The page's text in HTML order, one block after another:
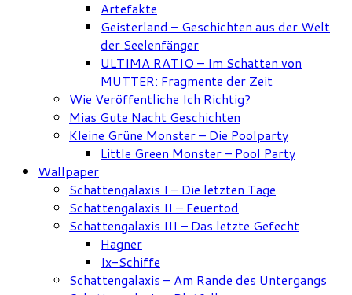
Artefakte
Geisterland – Geschichten aus der Welt
der Seelenfänger
ULTIMA RATIO – Im Schatten von
MUTTER: Fragmente der Zeit
Wie Veröffentliche Ich Richtig?
Mias Gute Nacht Geschichten
Kleine Grüne Monster – Die Poolparty
Little Green Monster – Pool Party
Wallpaper
Schattengalaxis I – Die letzten Tage
Schattengalaxis II – Feuertod
Schattengalaxis III – Das letzte Gefecht
Hagner
Ix-Schiffe
Schattengalaxis – Am Rande des Untergangs